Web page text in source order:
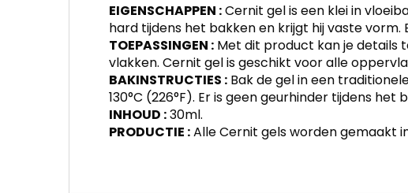
EIGENSCHAPPEN :Cernit gel is een klei in
hard tijdens het bakken en krijgt hij vaste
TOEPASSINGEN : Met dit product kan je details
vlakken. Cernit gel is geschikt voor alle
BAKINSTRUCTIES : Bak de gel in een
130°C (226°F). Er is geen geurhinder tijdens
INHOUD :30ml.
PRODUCTIE :Alle Cernit gels worden gemaakt